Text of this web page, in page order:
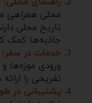
محلی همراهی
تاریخ محلی
جاذبه‌ها کمک
خدمات در سفر:
ورودی موزه‌ها
تفریحی را
پشتیبانی در